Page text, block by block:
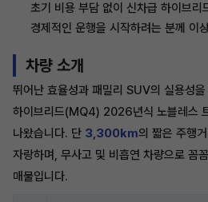
초기 비용 부담 없이 신차급 하이브
경제적인 운행을 시작하려는 분께 이
차량 소개
뛰어난 효율성과 패밀리 SUV의 실용성
하이브리드(MQ4) 2026년식 노블레스
나왔습니다. 단 3,300km의 짧은 주행
자랑하며, 무사고 및 비흡연 차량으로 꼼
매물입니다.